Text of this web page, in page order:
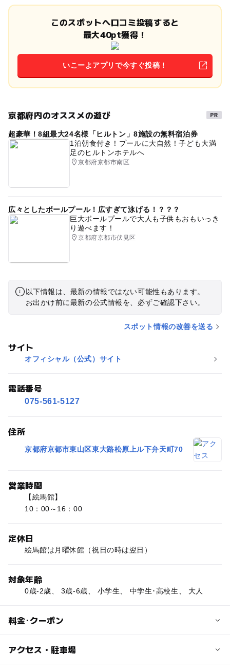
このスポットへ口コミ投稿すると
最大40pt獲得！
いこーよアプリで今すぐ投稿！
京都府内のオススメの遊び
超豪華！8組最大24名様「ヒルトン」8施設の無料宿泊券
1泊朝食付き！プールに大自然！子ども大満
足のヒルトンホテルへ
京都府京都市南区
広々としたボールプール！広すぎて泳げる！？？？
巨大ボールプールで大人も子供もおもいっき
り遊べます！
京都府京都市伏見区
以下情報は、最新の情報ではない可能性もあります。
お出かけ前に最新の公式情報を、必ずご確認下さい。
スポット情報の改善を送る
サイト
オフィシャル（公式）サイト
電話番号
075-561-5127
住所
京都府京都市東山区東大路松原上ル下弁天町70
営業時間
【絵馬館】
10：00～16：00
定休日
絵馬館は月曜休館（祝日の時は翌日）
対象年齢
0歳-2歳、 3歳-6歳、 小学生、 中学生･高校生、 大人
料金･クーポン
子供の料金
アクセス・駐車場